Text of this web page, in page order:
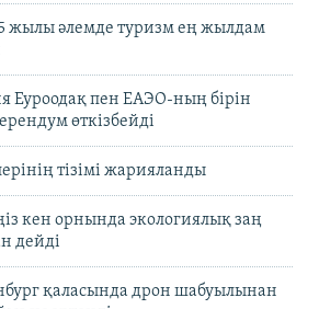
жылы әлемде туризм ең жылдам
пен ЕАЭО-ның бірін
өткізбейді
тізімі жарияланды
кен орнында экологиялық заң
дейді
қаласында дрон шабуылынан